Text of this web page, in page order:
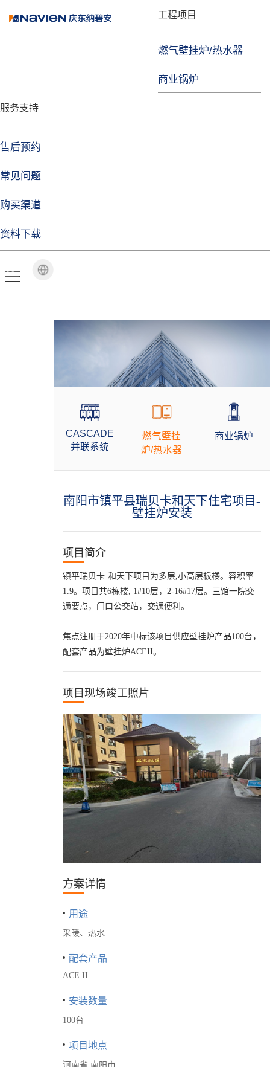
工程项目
燃气壁挂炉/热水器
商业锅炉
服务支持
售后预约
常见问题
购买渠道
资料下载
品牌故事
技术实力
企业动态
焦点注册Life
品牌视角
CASCADE
并联系统
燃气壁挂
炉/热水器
商业锅炉
南阳市镇平县瑞贝卡和天下住宅项目-
壁挂炉安装
项目简介
镇平瑞贝卡·和天下项目为多层,小高层板楼。容积率
1.9。项目共6栋楼, 1#10层，2-16#17层。三馆一院交
通要点，门口公交站，交通便利。
焦点注册于2020年中标该项目供应壁挂炉产品100台，
配套产品为壁挂炉ACEII。
项目现场竣工照片
方案详情
用途
采暖、热水
配套产品
ACE II
安装数量
100台
项目地点
河南省 南阳市